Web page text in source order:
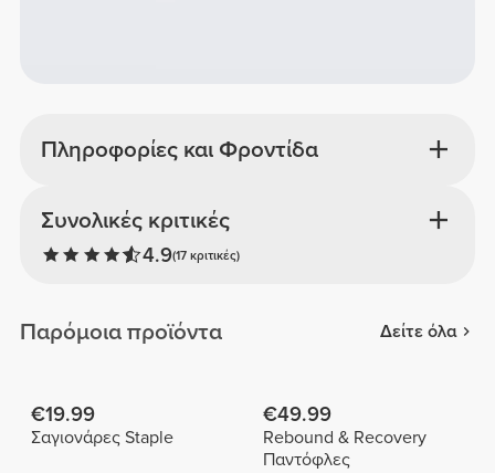
Πληροφορίες και Φροντίδα
Συνολικές κριτικές
4.9(17 κριτικές)
Παρόμοια προϊόντα Δείτε όλα
€19.99
Σαγιονάρες Staple
€49.99
Rebound & Recovery
Παντόφλες